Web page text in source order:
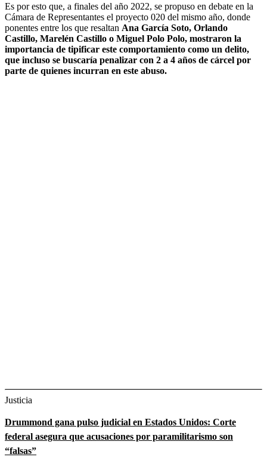
Es por esto que, a finales del año 2022, se propuso en debate en la
Cámara de Representantes el proyecto 020 del mismo año, donde
ponentes entre los que resaltan Ana García Soto, Orlando
Castillo, Marelén Castillo o Miguel Polo Polo, mostraron la
importancia de tipificar este comportamiento como un delito,
que incluso se buscaría penalizar con 2 a 4 años de cárcel por
parte de quienes incurran en este abuso.
Justicia
Drummond gana pulso judicial en Estados Unidos: Corte
federal asegura que acusaciones por paramilitarismo son
“falsas”